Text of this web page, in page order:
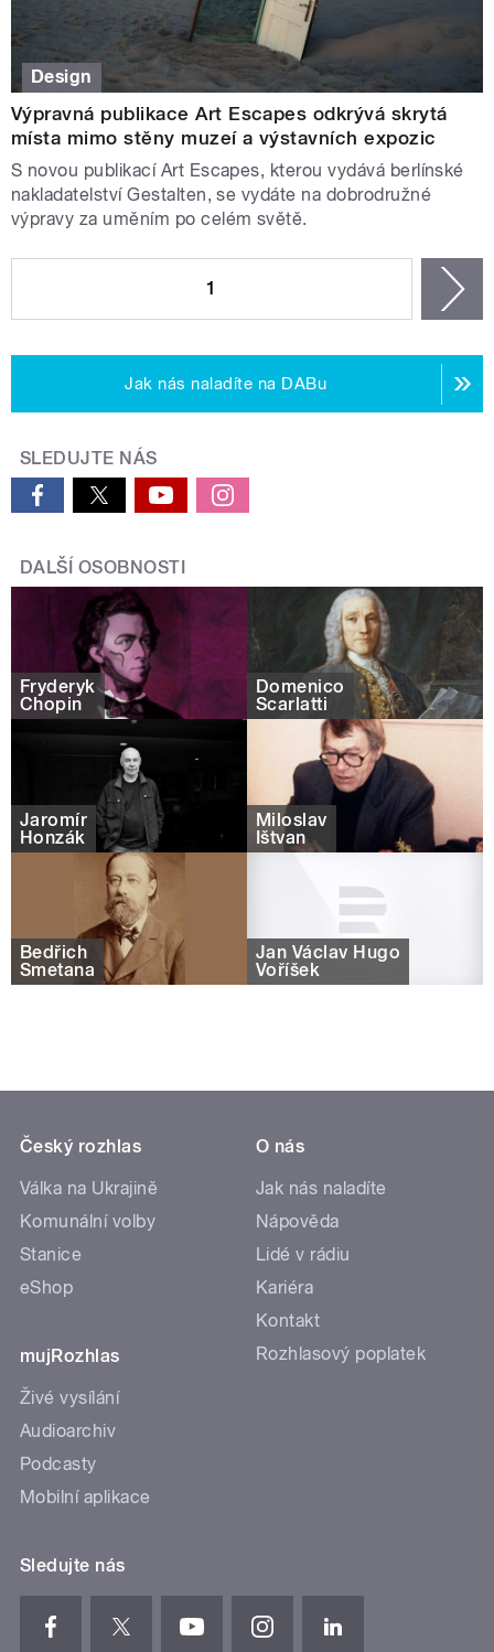
Design
Výpravná publikace Art Escapes odkrývá skrytá
místa mimo stěny muzeí a výstavních expozic
S novou publikací Art Escapes, kterou vydává berlínské
nakladatelství Gestalten, se vydáte na dobrodružné
výpravy za uměním po celém světě.
1
Jak nás naladíte na DABu
SLEDUJTE NÁS
DALŠÍ OSOBNOSTI
Fryderyk
Chopin
Domenico
Scarlatti
Jaromír
Honzák
Miloslav
Ištvan
Bedřich
Smetana
Jan Václav Hugo
Voříšek
Český rozhlas
Válka na Ukrajině
Komunální volby
Stanice
eShop
mujRozhlas
Živé vysílání
Audioarchiv
Podcasty
Mobilní aplikace
O nás
Jak nás naladíte
Nápověda
Lidé v rádiu
Kariéra
Kontakt
Rozhlasový poplatek
Sledujte nás